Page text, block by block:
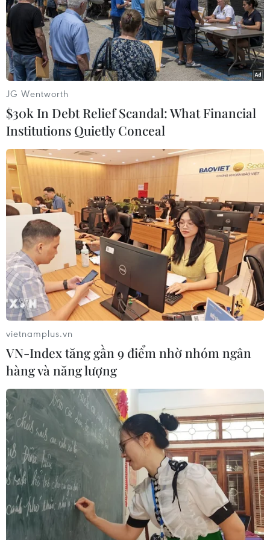
#Thủ tướng Đức Angela Merkel
#Vladimir Putin
#Nord Stream 2
#Khí đốt #Libya
#Boeing 737-800
Đức
Nga
Theo dõi VietnamPlus
TIN LIÊN QUAN
JG Wentworth
$30k In Debt Relief Scandal: What Financial
Institutions Quietly Conceal
vietnamplus.vn
VN-Index tăng gần 9 điểm nhờ nhóm ngân
hàng và năng lượng